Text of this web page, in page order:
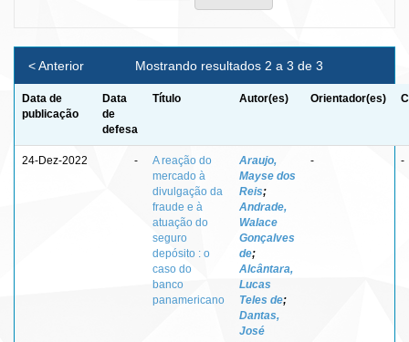
Mostrando resultados 2 a 3 de 3
< Anterior
Data de
publicação
Data
de
defesa
Título Autor(es) Orientador(es)
24-Dez-2022 -
A reação do
mercado à
divulgação da
fraude e à
atuação do
seguro
depósito : o
caso do
banco
panamericano
Araujo,
Mayse dos
Reis;
Andrade,
Walace
Gonçalves
de;
Alcântara,
Lucas
Teles de;
Dantas,
José
- -